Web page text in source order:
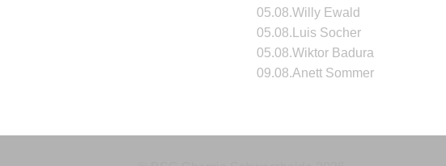
05.08.Willy Ewald
05.08. Luis Socher
05.08.Wiktor Badura
09.08.Anett Sommer